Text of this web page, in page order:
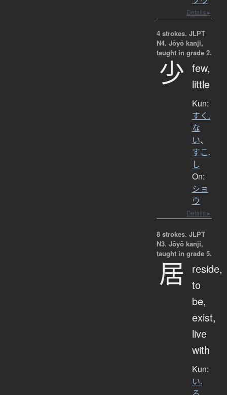
Details ▸
4 strokes. JLPT
N4. Jōyō kanji,
taught in grade 2.
少 few,
little
Kun:
すく.
な
い、
すこ.
し
On:
ショ
ウ
Details ▸
8 strokes. JLPT
N3. Jōyō kanji,
taught in grade 5.
居
reside,
to
be,
exist,
live
with
Kun:
い.